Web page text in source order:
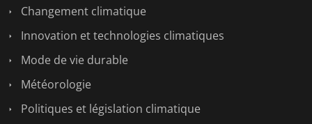
Changement climatique
Innovation et technologies climatiques
Mode de vie durable
Météorologie
Politiques et législation climatique